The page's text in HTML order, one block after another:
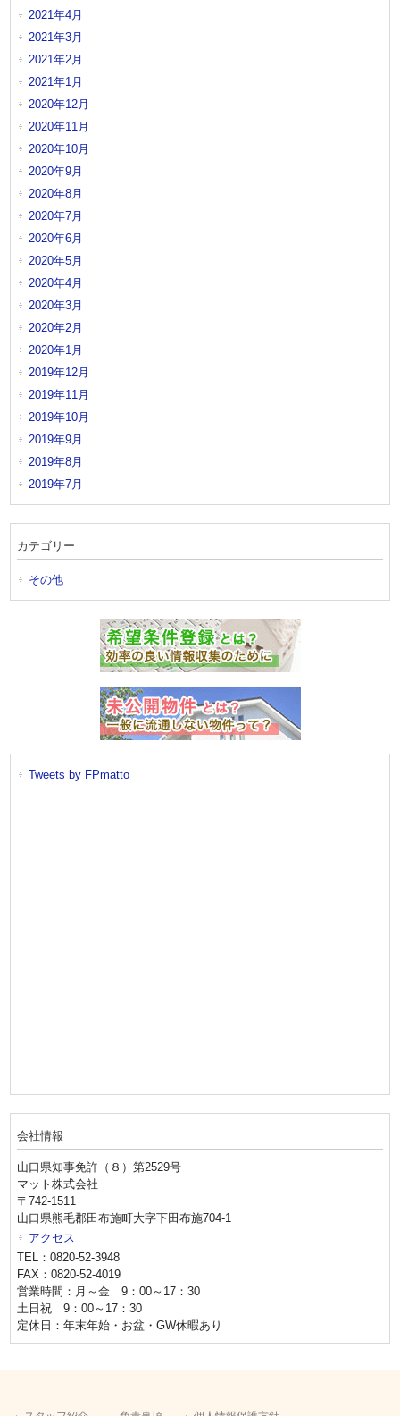
2021年4月
2021年3月
2021年2月
2021年1月
2020年12月
2020年11月
2020年10月
2020年9月
2020年8月
2020年7月
2020年6月
2020年5月
2020年4月
2020年3月
2020年2月
2020年1月
2019年12月
2019年11月
2019年10月
2019年9月
2019年8月
2019年7月
カテゴリー
その他
Tweets by FPmatto
会社情報
山口県知事免許（８）第2529号
マット株式会社
〒742-1511
山口県熊毛郡田布施町大字下田布施704-1
アクセス
TEL：0820-52-3948
FAX：0820-52-4019
営業時間：月～金 9：00～17：30
土日祝 9：00～17：30
定休日：年末年始・お盆・GW休暇あり